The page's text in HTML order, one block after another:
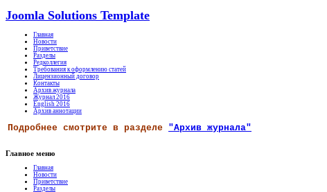
Joomla Solutions Template
Главная
Новости
Приветствие
Разделы
Редколлегия
Требования к оформлению статей
Лицензионный договор
Контакты
Архив журнала
Журнал 2016
English 2016
Архив аннотации
Подробнее смотрите в разделе "Архив журнала"
Главное меню
Главная
Новости
Приветствие
Разделы